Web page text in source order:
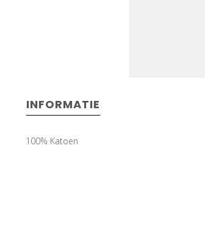
INFORMATIE
100% Katoen